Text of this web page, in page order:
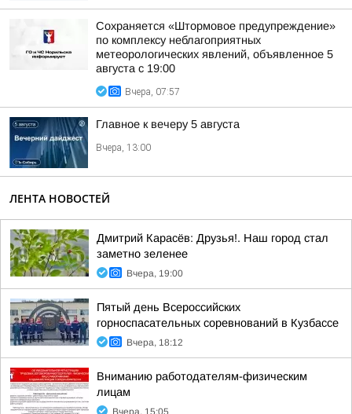
Сохраняется «Штормовое предупреждение»
по комплексу неблагоприятных
метеорологических явлений, объявленное 5
августа с 19:00
Вчера, 07:57
Главное к вечеру 5 августа
Вчера, 13:00
ЛЕНТА НОВОСТЕЙ
Дмитрий Карасёв: Друзья!. Наш город стал
заметно зеленее
Вчера, 19:00
Пятый день Всероссийских
горноспасательных соревнований в Кузбассе
Вчера, 18:12
Вниманию работодателям-физическим
лицам
Вчера, 15:05